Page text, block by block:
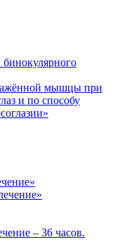
мышцы при
и по способу
– 36 часов.